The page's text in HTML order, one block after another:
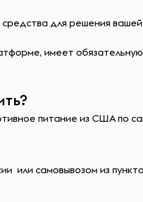
для решения
имеет
питание из США по
или самовывозом из